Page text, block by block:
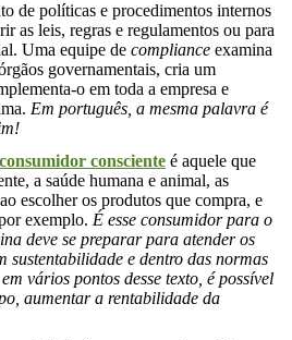
de políticas e procedimentos internos
as leis, regras e regulamentos ou para
Uma equipe de compliance examina
governamentais, cria um
o em toda a empresa e
Em português, a mesma palavra é
consumidor consciente é aquele que
a saúde humana e animal, as
escolher os produtos que compra, e
exemplo. É esse consumidor para o
deve se preparar para atender os
sustentabilidade e dentro das normas
vários pontos desse texto, é possível
aumentar a rentabilidade da